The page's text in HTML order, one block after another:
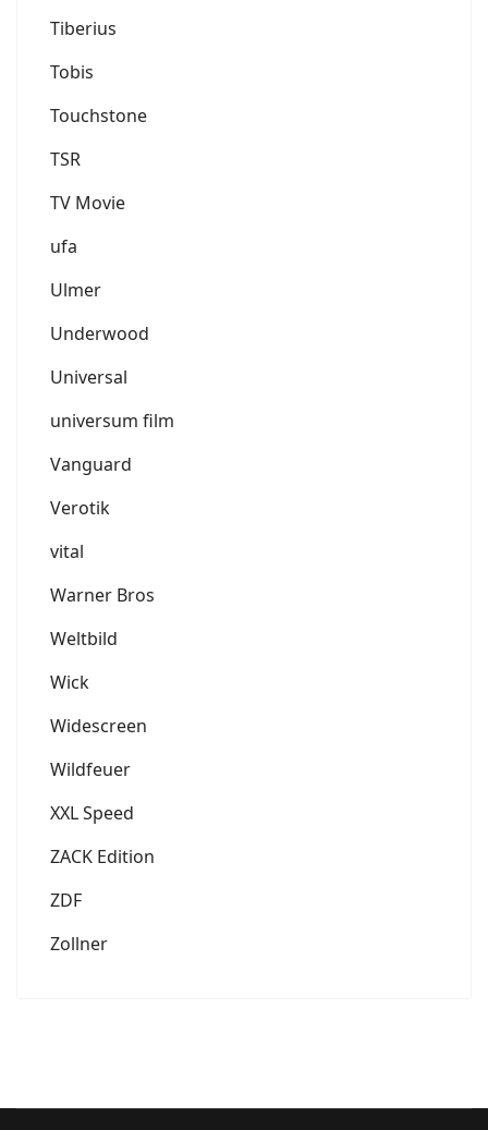
Tiberius
Tobis
Touchstone
TSR
TV Movie
ufa
Ulmer
Underwood
Universal
universum film
Vanguard
Verotik
vital
Warner Bros
Weltbild
Wick
Widescreen
Wildfeuer
XXL Speed
ZACK Edition
ZDF
Zollner